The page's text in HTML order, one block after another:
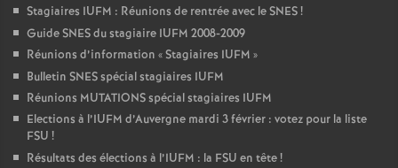
Stagiaires IUFM : Réunions de rentrée avec le SNES!
Guide SNES du stagiaire IUFM 2008-2009
Réunions d’information «Stagiaires IUFM »
Bulletin SNES spécial stagiaires IUFM
Réunions MUTATIONS spécial stagiaires IUFM
Elections à l’IUFM d’Auvergne mardi 3 février : votez pour la liste
FSU !
Résultats des élections à l’IUFM : la FSU en tête!